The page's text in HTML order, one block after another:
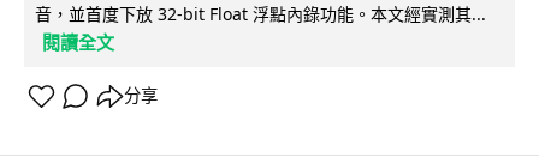
音，並首度下放 32-bit Float 浮點內錄功能。本文經實測其...
閱讀全文
分享